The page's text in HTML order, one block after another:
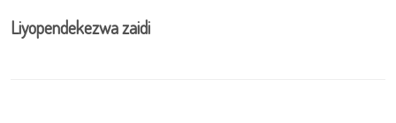
Liyopendekezwa zaidi